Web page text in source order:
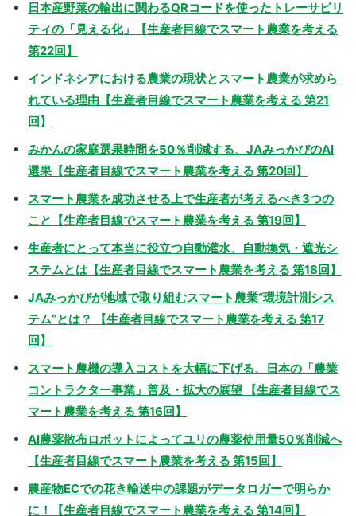
日本産野菜の輸出に関わるQRコードを使ったトレーサビリ
ティの「見える化」【生産者目線でスマート農業を考える
第22回】
インドネシアにおける農業の現状とスマート農業が求めら
れている理由【生産者目線でスマート農業を考える 第21
回】
みかんの家庭選果時間を50％削減する、JAみっかびのAI
選果【生産者目線でスマート農業を考える 第20回】
スマート農業を成功させる上で生産者が考えるべき3つの
こと【生産者目線でスマート農業を考える 第19回】
生産者にとって本当に役立つ自動灌水、自動換気・遮光シ
ステムとは【生産者目線でスマート農業を考える 第18回】
JAみっかびが地域で取り組むスマート農業“環境計測シス
テム”とは？ 【生産者目線でスマート農業を考える 第17
回】
スマート農機の導入コストを大幅に下げる、日本の「農業
コントラクター事業」普及・拡大の展望 【生産者目線でス
マート農業を考える 第16回】
AI農薬散布ロボットによってユリの農薬使用量50％削減へ
【生産者目線でスマート農業を考える 第15回】
農産物ECでの花き輸送中の課題がデータロガーで明らか
に！【生産者目線でスマート農業を考える 第14回】